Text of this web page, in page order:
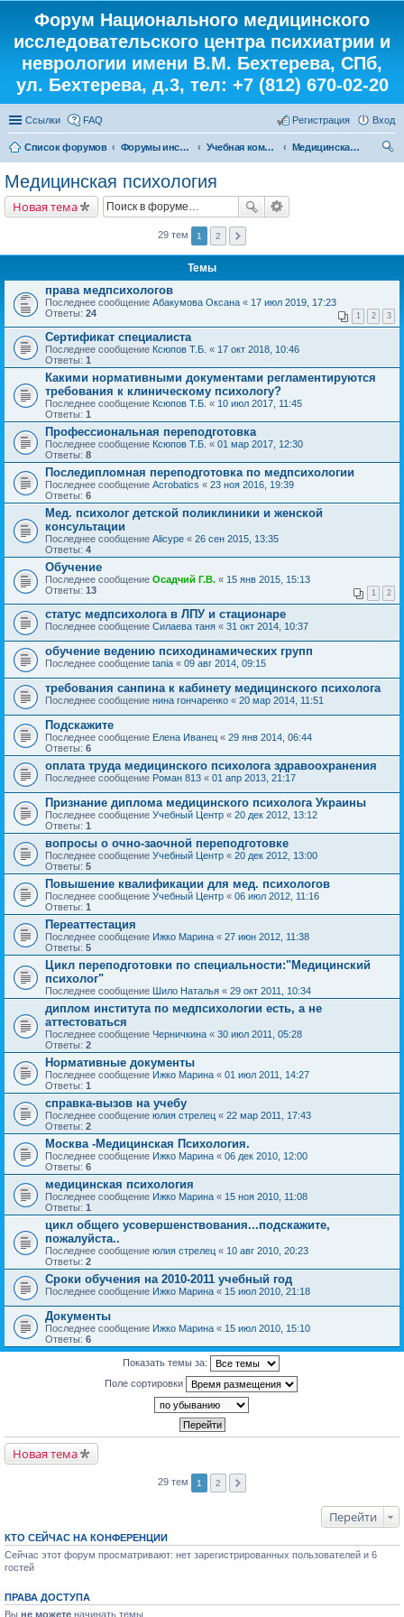
Форум Национального медицинского
исследовательского центра психиатрии и
неврологии имени В.М. Бехтерева, СПб,
ул. Бехтерева, д.3, тел: +7 (812) 670-02-20
Ссылки FAQ Вход
Регистрация
Список форумов Форумы института Учебная комната
Медицинская психология
Медицинская психология
Новая тема
29 тем 1 2
Темы
права медпсихологов
Последнее сообщение Абакумова Оксана « 17 июл 2019, 17:23
Ответы: 24 1 2 3
Сертификат специалиста
Последнее сообщение Ксюпов Т.Б. « 17 окт 2018, 10:46
Ответы: 1
Какими нормативными документами регламентируются
требования к клиническому психологу?
Последнее сообщение Ксюпов Т.Б. « 10 июл 2017, 11:45
Ответы: 1
Профессиональная переподготовка
Последнее сообщение Ксюпов Т.Б. « 01 мар 2017, 12:30
Ответы: 8
Последипломная переподготовка по медпсихологии
Последнее сообщение Acrobatics « 23 ноя 2016, 19:39
Ответы: 6
Мед. психолог детской поликлиники и женской
консультации
Последнее сообщение Alicype « 26 сен 2015, 13:35
Ответы: 4
Обучение
Последнее сообщение Осадчий Г.В. « 15 янв 2015, 15:13
Ответы: 13 1 2
статус медпсихолога в ЛПУ и стационаре
Последнее сообщение Cилаева таня « 31 окт 2014, 10:37
обучение ведению психодинамических групп
Последнее сообщение tania « 09 авг 2014, 09:15
требования санпина к кабинету медицинского психолога
Последнее сообщение нина гончаренко « 20 мар 2014, 11:51
Подскажите
Последнее сообщение Елена Иванец « 29 янв 2014, 06:44
Ответы: 6
оплата труда медицинского психолога здравоохранения
Последнее сообщение Роман 813 « 01 апр 2013, 21:17
Признание диплома медицинского психолога Украины
Последнее сообщение Учебный Центр « 20 дек 2012, 13:12
Ответы: 1
вопросы о очно-заочной переподготовке
Последнее сообщение Учебный Центр « 20 дек 2012, 13:00
Ответы: 5
Повышение квалификации для мед. психологов
Последнее сообщение Учебный Центр « 06 июл 2012, 11:16
Ответы: 1
Переаттестация
Последнее сообщение Ижко Марина « 27 июн 2012, 11:38
Ответы: 5
Цикл переподготовки по специальности:"Медицинский
психолог"
Последнее сообщение Шило Наталья « 29 окт 2011, 10:34
диплом института по медпсихологии есть, а не
аттестоваться
Последнее сообщение Черничкина « 30 июл 2011, 05:28
Ответы: 2
Нормативные документы
Последнее сообщение Ижко Марина « 01 июл 2011, 14:27
Ответы: 1
справка-вызов на учебу
Последнее сообщение юлия стрелец « 22 мар 2011, 17:43
Ответы: 2
Москва -Медицинская Психология.
Последнее сообщение Ижко Марина « 06 дек 2010, 12:00
Ответы: 6
медицинская психология
Последнее сообщение Ижко Марина « 15 ноя 2010, 11:08
Ответы: 1
цикл общего усовершенствования...подскажите,
пожалуйста..
Последнее сообщение юлия стрелец « 10 авг 2010, 20:23
Ответы: 2
Сроки обучения на 2010-2011 учебный год
Последнее сообщение Ижко Марина « 15 июл 2010, 21:18
Документы
Последнее сообщение Ижко Марина « 15 июл 2010, 15:10
Ответы: 6
Показать темы за:
Поле сортировки
Новая тема
29 тем 1 2
Перейти
КТО СЕЙЧАС НА КОНФЕРЕНЦИИ
Сейчас этот форум просматривают: нет зарегистрированных пользователей и 6
гостей
ПРАВА ДОСТУПА
Вы не можете начинать темы